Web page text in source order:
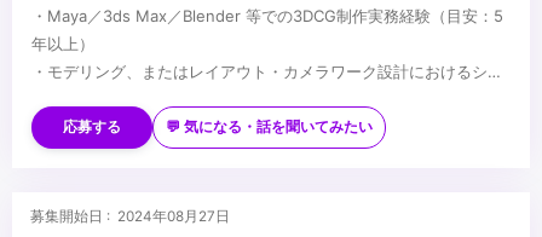
・Maya／3ds Max／Blender 等での3DCG制作実務経験（目安：5
年以上）
・モデリング、またはレイアウト・カメラワーク設計におけるシニ
・映像制作パイプラインの理解
・長編映像・ハイエンドCG・没入型コンテンツでの実務経験
・Houdini／Geometry Nodes 等を用いたプロシージャルワークフ
・Unreal Engine／Unity 等のリアルタイムエンジン使用経験
...
応募する 💬 気になる・話を聞いてみたい
募集開始日 : 2024年08月27日